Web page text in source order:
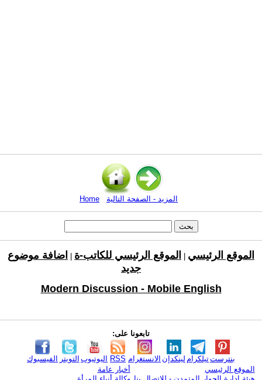
Home المزيد - الصفحة التالية
الموقع الرئيسي الموقع الرئيسي للكاتب-ة
اضافة موضوع
جديد
Modern Discussion - Mobile English
تابعونا على:
الفيسبوك التويتر اليوتيوب RSS الانستغرام لينكدإن تيلكرامبنترست
الموقع الرئيسي
أخبار عامة